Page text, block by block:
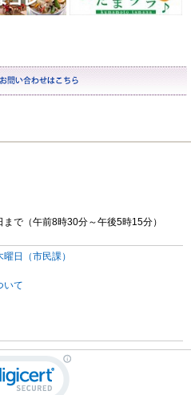
で（午前8時30分～午後5時15分）
日（市民課）
いて